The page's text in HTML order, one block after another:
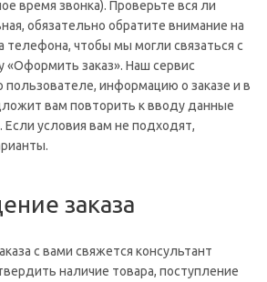
время звонка). Проверьте вся ли
обязательно обратите внимание на
телефона, чтобы мы могли связаться с
«Оформить заказ». Наш сервис
пользователе, информацию о заказе и в
вам повторить к вводу данные
условия вам не подходят,
заказа
с вами свяжется консультант
наличие товара, поступление